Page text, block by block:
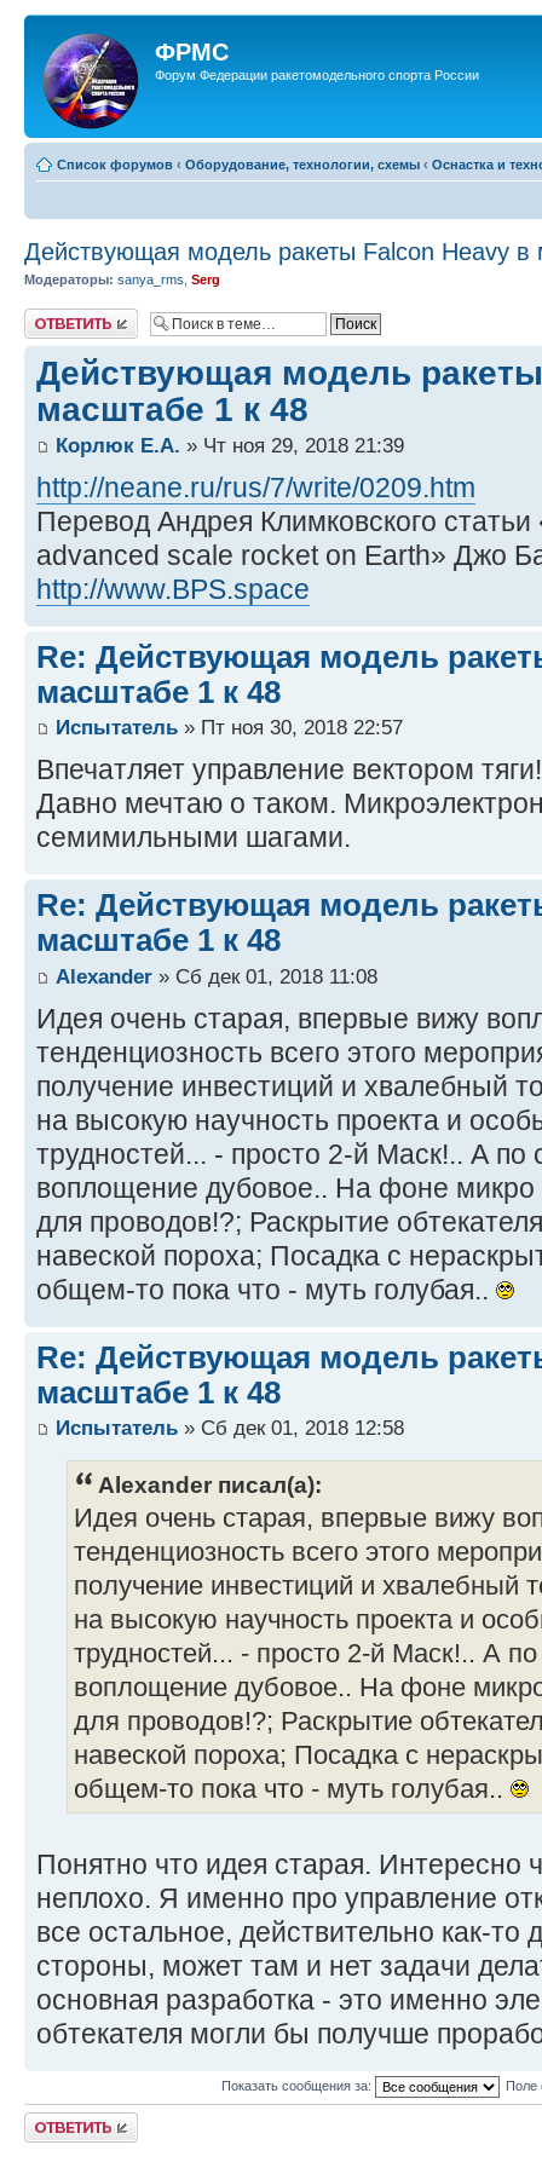
ФРМС
Форум Федерации ракетомодельного спорта России
Список форумов ‹ Оборудование, технологии, схемы ‹ Оснастка и
Действующая модель ракеты Falcon Heavy в
Модераторы: sanya_rms Serg
Ответить
Действующая модель
масштабе 1 к 48
Корлюк Е.А. » Чт ноя 29, 2018 21:39
http://neane.ru/rus/7/write/0209.htm
Перевод Андрея Климковского
advanced scale rocket on Earth» Джо
http://www.BPS.space
Re: Действующая модель
масштабе 1 к 48
Испытатель » Пт ноя 30, 2018 22:57
Впечатляет управление вектором тяги!
Давно мечтаю о таком.
семимильными шагами.
Re: Действующая модель
масштабе 1 к 48
Alexander » Сб дек 01, 2018 11:08
Идея очень старая, впервые вижу
тенденциозность всего этого
получение инвестиций и хвалебный
на высокую научность проекта и
трудностей... - просто 2-й Маск!.. А по
воплощение дубовое.. На фоне
для проводов!?; Раскрытие
навеской пороха; Посадка с
общем-то пока что - муть голубая..
Re: Действующая модель
масштабе 1 к 48
Испытатель » Сб дек 01, 2018 12:58
Alexander писал(а):
Идея очень старая, впервые вижу
тенденциозность всего этого
получение инвестиций и хвалебный
на высокую научность проекта и
трудностей... - просто 2-й Маск!.. А
воплощение дубовое.. На фоне
для проводов!?; Раскрытие
навеской пороха; Посадка с
общем-то пока что - муть голубая..
Понятно что идея старая. Интересно
неплохо. Я именно про управление
все остальное, действительно как-то
стороны, может там и нет задачи
основная разработка - это именно
обтекателя могли бы получше
Показать сообщения за: Поле
Ответить